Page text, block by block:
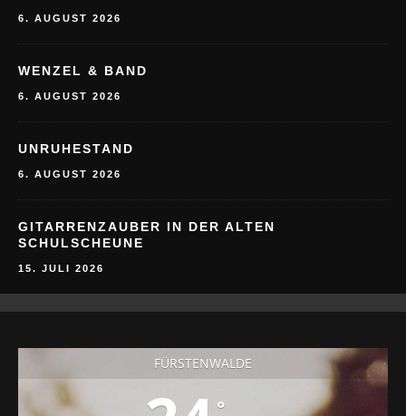
WENZEL & BAND
6. AUGUST 2026
UNRUHESTAND
6. AUGUST 2026
GITARRENZAUBER IN DER ALTEN
FÜRSTENWALDE
24°